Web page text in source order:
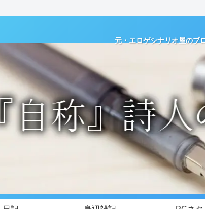
元・エロゲシナリオ屋のブ